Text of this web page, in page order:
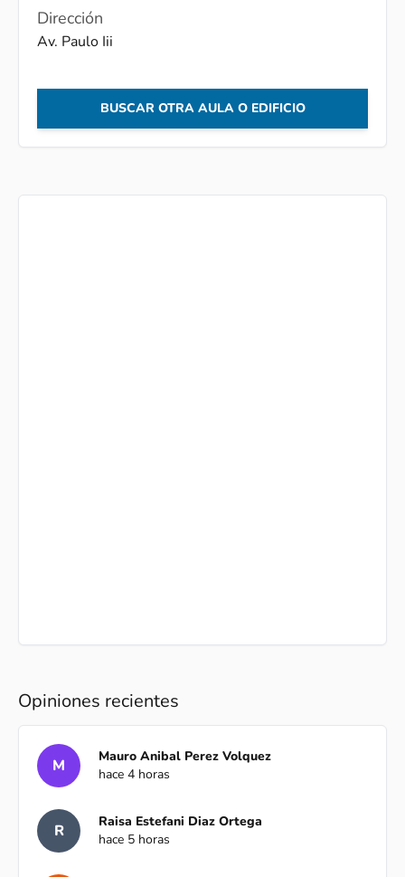
Dirección
Av. Paulo Iii
BUSCAR OTRA AULA O EDIFICIO
Opiniones recientes
M
Mauro Anibal Perez Volquez
hace 4 horas
R
Raisa Estefani Diaz Ortega
hace 5 horas